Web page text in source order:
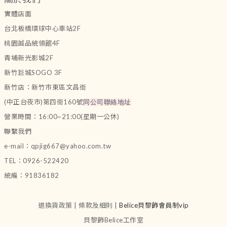
實體店面
台北板橋環球中心車站2F
桃園誠品統領館4F
青埔新光影城2F
新竹巨城SOGO 3F
新竹店：新竹市東區文昌街
(中正台夜市)第四街160號同公司聯絡地址
營業時間：16:00~21:00(星期一公休)
聯繫我們
e-mail：qpjig667@yahoo.com.tw
TEL：0926-522420
統編：91836182
退換貨政策 | 條款及細則 |
Belice貝黎飾會員制vip
貝黎飾Belice工作室